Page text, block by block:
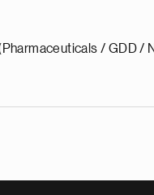
/ GDD /